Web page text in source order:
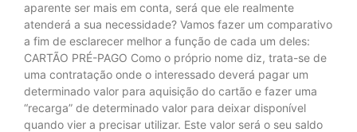
aparente ser mais em conta, será que ele realmente
atenderá a sua necessidade? Vamos fazer um comparativo
a fim de esclarecer melhor a função de cada um deles:
CARTÃO PRÉ-PAGO Como o próprio nome diz, trata-se de
uma contratação onde o interessado deverá pagar um
determinado valor para aquisição do cartão e fazer uma
“recarga” de determinado valor para deixar disponível
quando vier a precisar utilizar. Este valor será o seu saldo